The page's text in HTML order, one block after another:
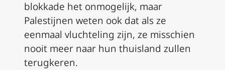
blokkade het onmogelijk, maar
Palestijnen weten ook dat als ze
eenmaal vluchteling zijn, ze misschien
nooit meer naar hun thuisland zullen
terugkeren.